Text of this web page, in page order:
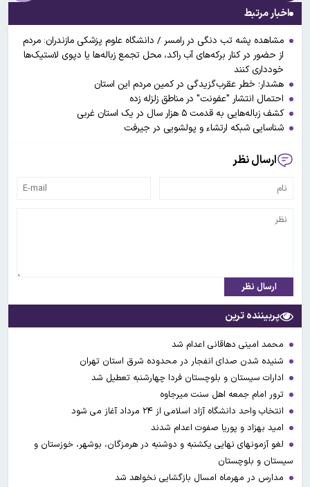
اخبار مرتبط
مشاهده پشه تب دنگی در رامسر / دانشگاه علوم پزشکی مازندران: مردم
از حضور در کنار برکه‌های آب راکد، محل تجمع زباله‌ها یا دپوی لاستیک‌ها
خودداری کنند
هشدار؛ خطر عقرب‌گزیدگی در کمین مردم این استان
احتمال انتشار "عفونت" در مناطق زلزله زده
کشف‌ زباله‌هایی‌ به‌ قدمت‌ ۵‌ هزار سال در یک استان غربی
شناسایی شبکه ارتشاء و پولشویی در جیرفت
ارسال نظر
ارسال نظر
پربیننده ترین
محمد امینی دهاقانی اعدام شد
شنیده شدن صدای انفجار در محدوده شرق استان تهران
ادارات سیستان و بلوچستان فردا چهارشنبه تعطیل شد
ترور امام جمعه اهل سنت میرجاوه
انتخاب واحد دانشگاه آزاد اسلامی از ۲۴ مرداد آغاز می شود
امید بهزاد و پوریا صفوت اعدام شدند
لغو آزمونهای نهایی یکشنبه و دوشنبه در هرمزگان، بوشهر، خوزستان و
سیستان و بلوچستان
مدارس در مهرماه امسال بازگشایی نخواهد شد